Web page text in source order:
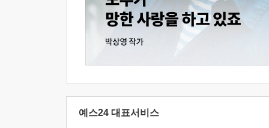
예스24 대표서비스